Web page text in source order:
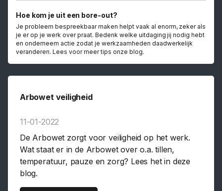
Hoe kom je uit een bore-out?
Je probleem bespreekbaar maken helpt vaak al enorm, zeker als
je er op je werk over praat. Bedenk welke uitdaging jij nodig hebt
en onderneem actie zodat je werkzaamheden daadwerkelijk
veranderen. Lees voor meer tips onze blog.
Arbowet veiligheid
11-01-2022
De Arbowet zorgt voor veiligheid op het werk.
Wat staat er in de Arbowet over o.a. tillen,
temperatuur, pauze en zorg? Lees het in deze
blog.